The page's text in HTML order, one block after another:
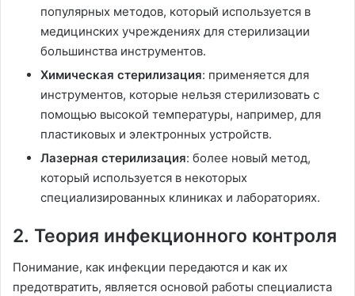
популярных методов, который используется в
медицинских учреждениях для стерилизации
большинства инструментов.
Химическая стерилизация: применяется для
инструментов, которые нельзя стерилизовать с
помощью высокой температуры, например, для
пластиковых и электронных устройств.
Лазерная стерилизация: более новый метод,
который используется в некоторых
специализированных клиниках и лабораториях.
2. Теория инфекционного контроля
Понимание, как инфекции передаются и как их
предотвратить, является основой работы специалиста